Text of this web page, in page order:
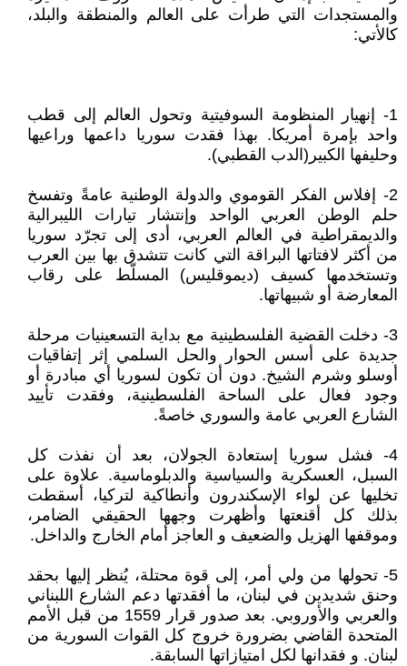
والمستجدات التي طرأت على العالم والمنطقة والبلد،
كالأتي:
1- إنهيار المنظومة السوفيتية وتحول العالم إلى قطب
واحد بإمرة أمريكا. بهذا فقدت سوريا داعمها وراعيها
وحليفها الكبير(الدب القطبي).
2- إفلاس الفكر القوموي والدولة الوطنية عامةً وتفسخ
حلم الوطن العربي الواحد وإنتشار تيارات الليبرالية
والديمقراطية في العالم العربي، أدى إلى تجرّد سوريا
من أكثر لافتاتها البراقة التي كانت تتشدق بها بين العرب
وتستخدمها كسيف (ديموقليس) المسلّط على رقاب
المعارضة أو شبيهاتها.
3- دخلت القضية الفلسطينية مع بداية التسعينيات مرحلة
جديدة على أسس الحوار والحل السلمي إثر إتفاقيات
أوسلو وشرم الشيخ. دون أن تكون لسوريا أي مبادرة أو
وجود فعال على الساحة الفلسطينية، وفقدت تأييد
الشارع العربي عامة والسوري خاصةً.
4- فشل سوريا إستعادة الجولان، بعد أن نفذت كل
السبل، العسكرية والسياسية والدبلوماسية. علاوة على
تخليها عن لواء الإسكندرون وأنطاكية لتركيا، أسقطت
بذلك كل أقنعتها وأظهرت وجهها الحقيقي الضامر،
وموقفها الهزيل والضعيف و العاجز أمام الخارج والداخل.
5- تحولها من ولي أمر، إلى قوة محتلة، يُنظر إليها بحقد
وحنق شديدين في لبنان، ما أفقدتها دعم الشارع اللبناني
والعربي والأوروبي. بعد صدور قرار 1559 من قبل الأمم
المتحدة القاضي بضرورة خروج كل القوات السورية من
لبنان. و فقدانها لكل امتيازاتها السابقة.